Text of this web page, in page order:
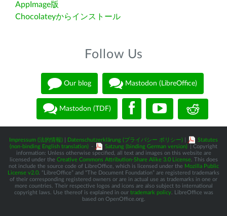
AppImage版
Chocolateyからインストール
Follow Us
Our blog Mastodon (LibreOffice)
Mastodon (TDF)
Impressum (法的情報) Datenschutzerklärung (プライバシー ポリシー)
Statutes
(non-binding English translation) - Satzung (binding German version)
| Copyright
information: Unless otherwise specified, all text and images on this website are
licensed under the Creative Commons Attribution-Share Alike 3.0 License. This does
not include the source code of LibreOffice, which is licensed under the Mozilla Public
License v2.0 . “LibreOffice” and “The Document Foundation” are registered trademarks
of their corresponding registered owners or are in actual use as trademarks in one or
more countries. Their respective logos and icons are also subject to international
copyright laws. Use thereof is explained in our trademark policy. LibreOffice was
based on OpenOffice.org.